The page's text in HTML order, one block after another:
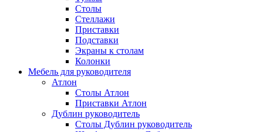
Столы
Стеллажи
Приставки
Подставки
Экраны к столам
Колонки
Мебель для руководителя
Атлон
Столы Атлон
Приставки Атлон
Дублин руководитель
Столы Дублин руководитель